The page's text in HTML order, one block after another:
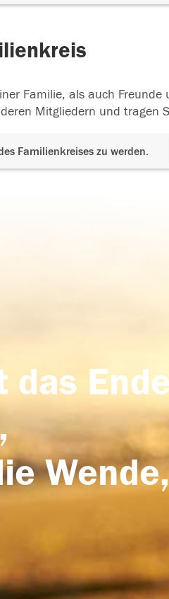
Familie, als auch
Mitgliedern und tragen
Familienkreises zu werden.
das